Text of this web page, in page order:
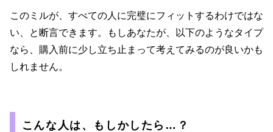
このミルが、すべての人に完璧にフィットするわけではな
い、と断言できます。もしあなたが、以下のようなタイプ
なら、購入前に少し立ち止まって考えてみるのが良いかも
しれません。
こんな人は、もしかしたら…？